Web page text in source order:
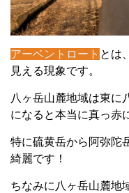
アーベントロート とは
見える現象です。
八ヶ岳山麓地域は東に
になると本当に真っ赤
特に硫黄岳から阿弥陀
綺麗です！
ちなみに八ヶ岳山麓地